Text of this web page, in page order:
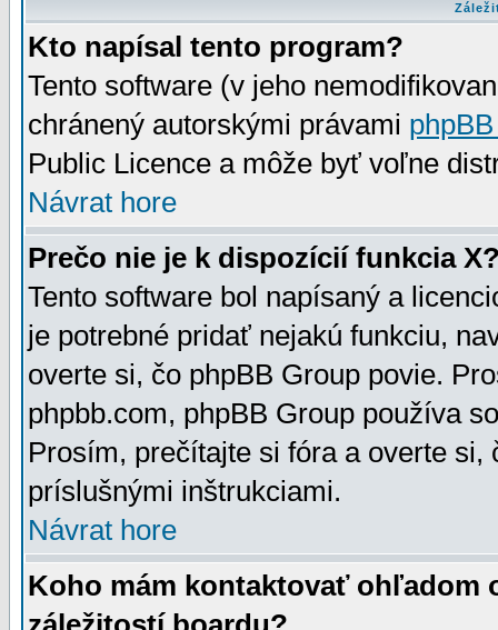
Kto napísal tento program?
Tento software (v jeho
chránený autorskými právami
Public Licence a môže byť voľne
Návrat hore
Prečo nie je k dispozícií funkcia
Tento software bol napísaný a
je potrebné pridať nejakú funkciu,
overte si, čo phpBB Group povie.
phpbb.com, phpBB Group používa
Prosím, prečítajte si fóra a overte
príslušnými inštrukciami.
Návrat hore
Koho mám kontaktovať ohľadom